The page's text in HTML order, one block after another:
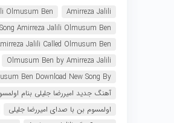
Amirreza Jalili
Olmusum Ben
Amirreza Jalili Olmusum Ben
Jalili Called Olmusum Ben
Olmusum Ben by Amirreza Jalili
Ben Download New Song By
آهنگ جدید امیررضا جلیلی بنام
اولمسوم بن با صدای امیررضا جلیلی